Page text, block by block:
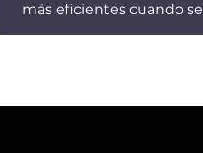
más eficientes cuando se